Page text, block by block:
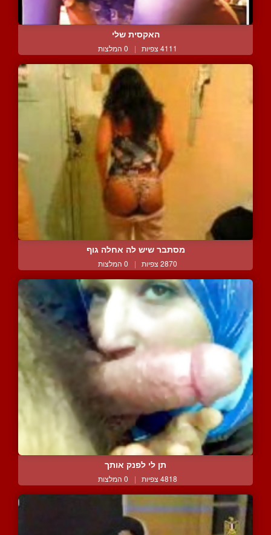
האקסית שלי
4111 צפיות | 0 המלצות
מסתבר שיש לה אחלה גוף
2870 צפיות | 0 המלצות
תן לי לפנק אותך
4818 צפיות | 0 המלצות